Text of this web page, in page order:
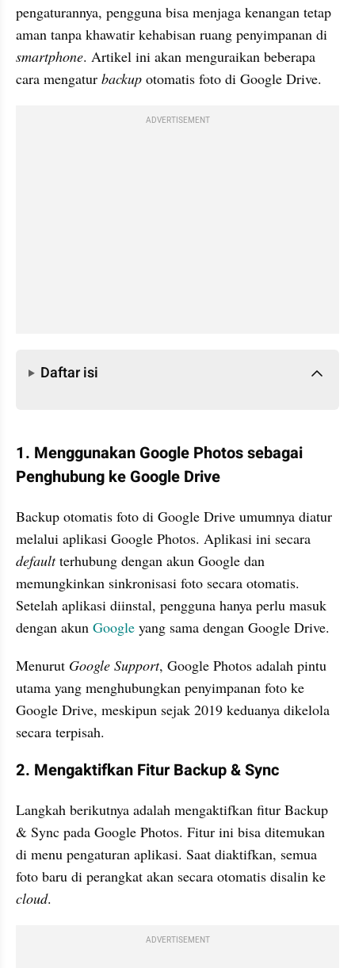
pengaturannya, pengguna bisa menjaga kenangan tetap
smartphone. Artikel ini akan menguraikan beberapa
cara mengatur backup otomatis foto di Google Drive.
ADVERTISEMENT
Daftar isi
1. Menggunakan Google Photos sebagai
Penghubung ke Google Drive
Backup otomatis foto di Google Drive umumnya diatur
default terhubung dengan akun Google dan
memungkinkan sinkronisasi foto secara otomatis.
Setelah aplikasi diinstal, pengguna hanya perlu masuk
dengan akun Google yang sama dengan Google Drive.
Menurut Google Support, Google Photos adalah pintu
utama yang menghubungkan penyimpanan foto ke
Google Drive, meskipun sejak 2019 keduanya dikelola
secara terpisah.
2. Mengaktifkan Fitur Backup & Sync
Langkah berikutnya adalah mengaktifkan fitur Backup
& Sync pada Google Photos. Fitur ini bisa ditemukan
di menu pengaturan aplikasi. Saat diaktifkan, semua
cloud.
ADVERTISEMENT